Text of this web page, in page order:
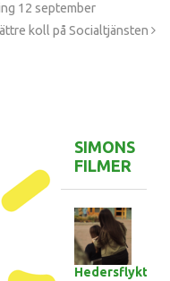
12 september
koll på Socialtjänsten
SIMONS
FILMER
Hedersflykten